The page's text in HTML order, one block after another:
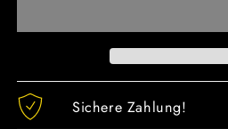
Primer
Primer
Sichere Zahlung!